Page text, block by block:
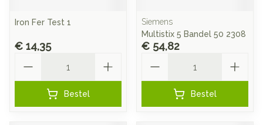
Iron Fer Test 1
€ 14,35
Bestel
Siemens
Multistix 5 Bandel 50 2308
€ 54,82
Bestel